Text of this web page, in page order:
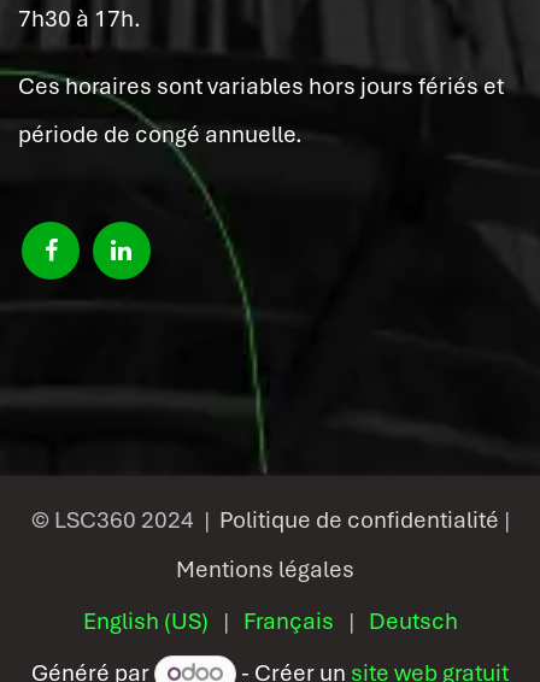
7h30 à 17h.
Ces horaires sont variables hors jours fériés et
période de congé annuelle.
© LSC360 2024 | Politique de confidentialité |
Mentions légales
English (US) | Français | Deutsch
Généré par
- Créer un site web gratuit